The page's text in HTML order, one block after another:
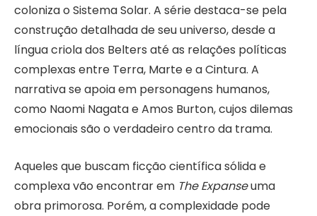
coloniza o Sistema Solar. A série destaca-se pela
construção detalhada de seu universo, desde a
língua criola dos Belters até as relações políticas
complexas entre Terra, Marte e a Cintura. A
narrativa se apoia em personagens humanos,
como Naomi Nagata e Amos Burton, cujos dilemas
emocionais são o verdadeiro centro da trama.
Aqueles que buscam ficção científica sólida e
complexa vão encontrar em The Expanseuma
obra primorosa. Porém, a complexidade pode